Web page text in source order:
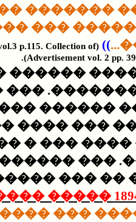
���
))
p.115. Collection of
Advertisement vol. 2 pp. 39-
�������.
������
�� ���
�� ���� ���
���
� �� ���
���